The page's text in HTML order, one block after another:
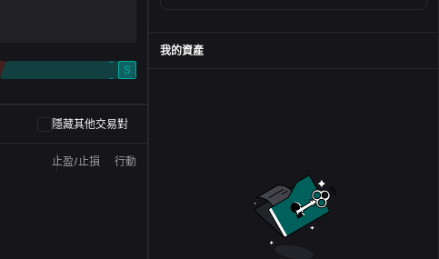
S
-
-
隱藏其他交易對
止盈/止損 行動
我的資產